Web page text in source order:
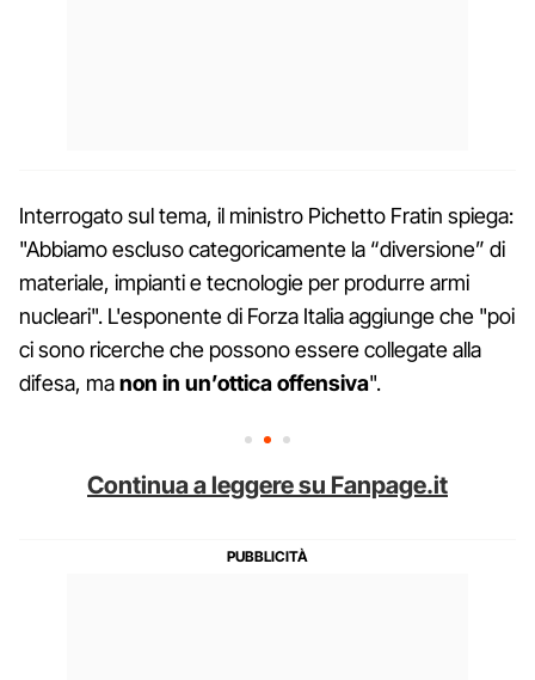
Interrogato sul tema, il ministro Pichetto Fratin spiega:
"Abbiamo escluso categoricamente la “diversione” di
materiale, impianti e tecnologie per produrre armi
nucleari". L'esponente di Forza Italia aggiunge che "poi
ci sono ricerche che possono essere collegate alla
difesa, manon in un’ottica offensiva".
Continua a leggere su Fanpage.it